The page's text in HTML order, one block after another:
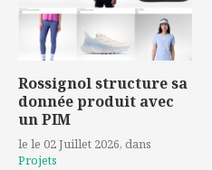
Rossignol structure sa
donnée produit avec
un PIM
le le 02 Juillet 2026, dans
Projets